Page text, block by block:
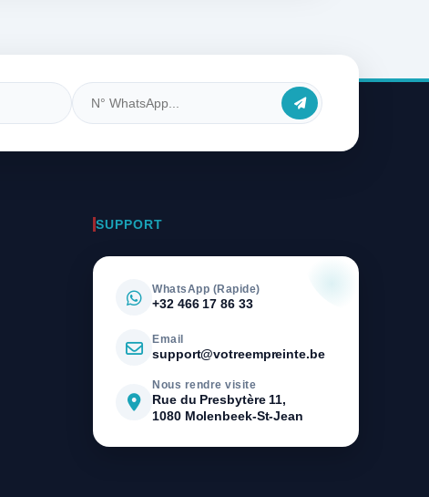
SUPPORT
WhatsApp (Rapide)
+32 466 17 86 33
Email
support@votreempreinte.be
Nous rendre visite
Rue du Presbytère 11,
1080 Molenbeek-St-Jean